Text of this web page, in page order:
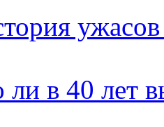
в 40 лет